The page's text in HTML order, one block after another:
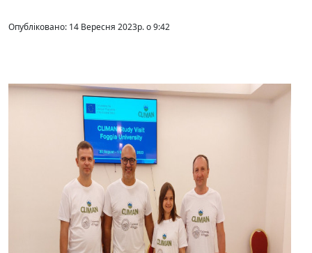
Опубліковано: 14 Вересня 2023р. о 9:42